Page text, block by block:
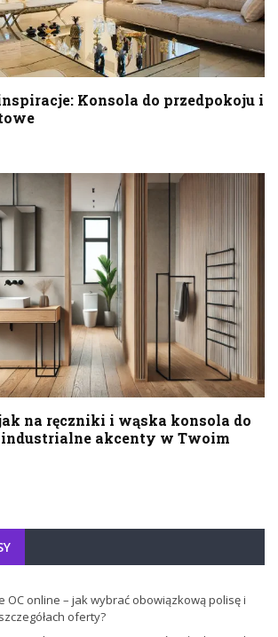
Konsola do przedpokoju i
na ręczniki i wąska konsola do
industrialne akcenty w Twoim
OC online – jak wybrać obowiązkową polisę i
oferty?